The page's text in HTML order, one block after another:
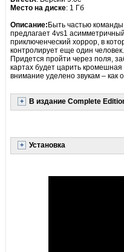
Место на диске: 1 Гб
Описание: Быть частью
предлагает 4vs1
приключенческий хоррор, в
контролирует еще один
Придется пройти через поля,
картах будет царить
внимание уделено звукам –
В издание Complete
Установка